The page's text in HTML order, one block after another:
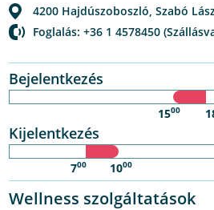
4200 Hajdúszoboszló,Szabó
Foglalás: +36 1 4578450
Bejelentkezés
1500
Kijelentkezés
700 1000
Wellness szolgáltatások